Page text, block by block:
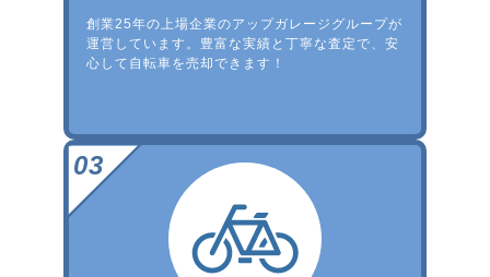
創業25年の上場企業のアップガレージグループが
運営しています。豊富な実績と丁寧な査定で、安
心して自転車を売却できます！